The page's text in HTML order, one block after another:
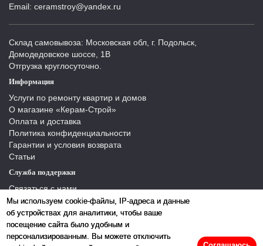
Мы используем cookie-файлы, IP-адреса и данные
об устройствах для аналитики, чтобы ваше
посещение сайта было удобным и
персонализированным. Вы можете отключить
Email: ceramstroy@yandex.ru
Склад самовывоза: Московская обл, г. Подольск,
Домодедовское шоссе, 1В
Отгрузка круглосуточно.
Информация
Услуги по ремонту квартир и домов
О магазине «Керам-Строй»
Оплата и доставка
Политика конфиденциальности
Гарантии и условия возврата
Статьи
Служба поддержки
Связаться с нами
Отзывы
Производители
Карта сайта